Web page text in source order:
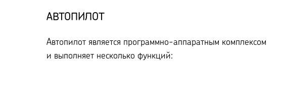
АВТОПИЛОТ
Автопилот является программно-аппаратным комплексом
и выполняет несколько функций: